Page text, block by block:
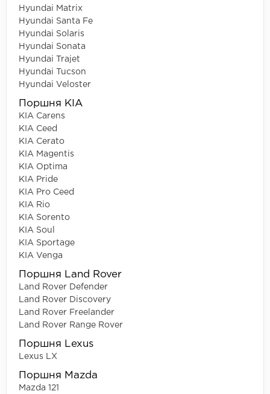
Hyundai Matrix
Hyundai Santa Fe
Hyundai Solaris
Hyundai Sonata
Hyundai Trajet
Hyundai Tucson
Hyundai Veloster
Поршня KIA
KIA Carens
KIA Ceed
KIA Cerato
KIA Magentis
KIA Optima
KIA Pride
KIA Pro Ceed
KIA Rio
KIA Sorento
KIA Soul
KIA Sportage
KIA Venga
Поршня Land Rover
Land Rover Defender
Land Rover Discovery
Land Rover Freelander
Land Rover Range Rover
Поршня Lexus
Lexus LX
Поршня Mazda
Mazda 121